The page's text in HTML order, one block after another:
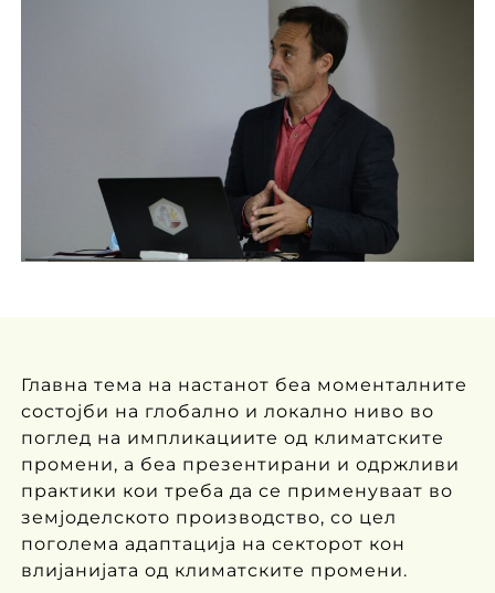
Главна тема на настанот беа моменталните
состојби на глобално и локално ниво во
поглед на импликациите од климатските
промени, а беа презентирани и одржливи
практики кои треба да се применуваат во
земјоделското производство, со цел
поголема адаптација на секторот кон
влијанијата од климатските промени.